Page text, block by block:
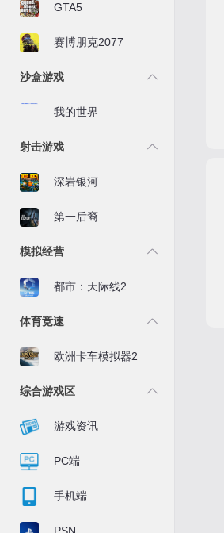
GTA5
赛博朋克2077
沙盒游戏
我的世界
射击游戏
深岩银河
第一后裔
模拟经营
都市：天际线2
体育竞速
欧洲卡车模拟器2
综合游戏区
游戏资讯
PC端
手机端